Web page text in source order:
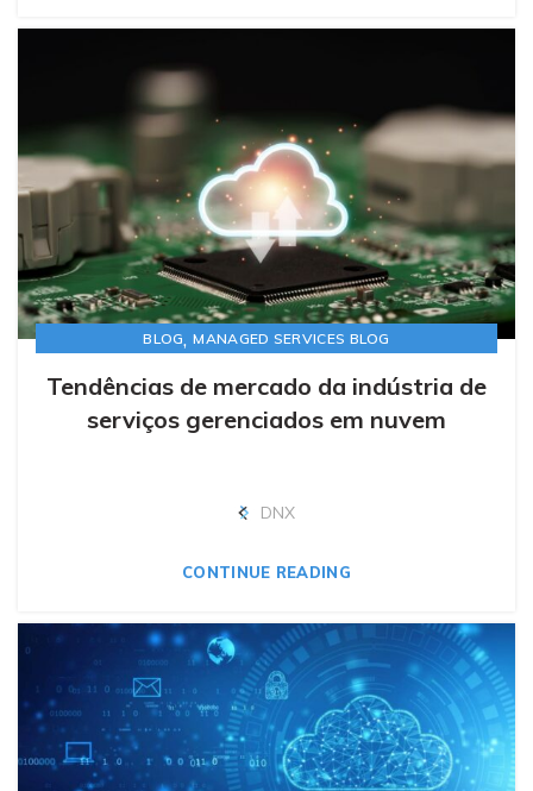
BLOG,MANAGED SERVICES BLOG
Tendências de mercado da indústria de
serviços gerenciados em nuvem
DNX
CONTINUE READING